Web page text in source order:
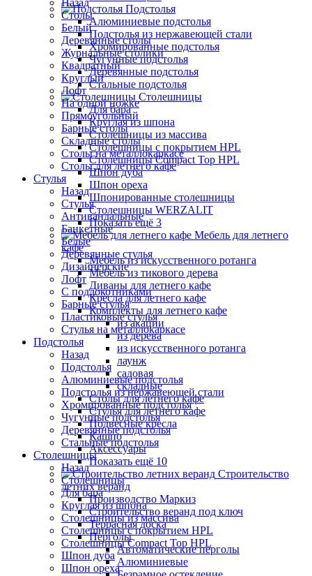
Подстолья
Алюминиевые подстолья
Подстолья из нержавеющей стали
Хромированные подстолья
Чугунные подстолья
Деревянные подстолья
Стальные подстолья
Столешницы
Для бара
Круглая из шпона
Столешницы из массива
Столешницы с покрытием HPL
Столешницы Сompact Top HPL
Шпон дуба
Шпон ореха
Шпонированные столешницы
Столешницы WERZALIT
Показать ещё 3
Мебель для летнего
кафе
Мебель из искусственного ротанга
Мебель из тикового дерева
Диваны для летнего кафе
Кресла для летнего кафе
Комплекты для летнего кафе
из акации
из дерева
из искусственного ротанга
лаунж
садовая
складные
Столы для летнего кафе
Стулья для летнего кафе
Подвесные кресла
Кашпо
Аксессуары
Показать ещё 10
Строительство
летних веранд
Производство Маркиз
Строительство веранд под ключ
Террасная доска
Перголы
Автоматические перголы
Алюминиевые
Назад
Столы
Белый
Деревянные столы
Журнальные столики
Квадратный
Круглый
Лофт
На одной ножке
Прямоугольный
Барные столы
Складные столы
Столы на металлокаркасе
Столы для летнего кафе
Стулья
Назад
Стулья
Антивандальные
Банкетные
Белые
Деревянные стулья
Дизайнерские
Лофт
С подлокотниками
Барные стулья
Пластиковые стулья
Стулья на металлокаркасе
Подстолья
Назад
Подстолья
Алюминиевые подстолья
Подстолья из нержавеющей стали
Хромированные подстолья
Чугунные подстолья
Деревянные подстолья
Стальные подстолья
Столешницы
Назад
Столешницы
Для бара
Круглая из шпона
Столешницы из массива
Столешницы с покрытием HPL
Столешницы Сompact Top HPL
Шпон дуба
Шпон ореха